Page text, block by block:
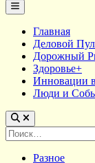
Main
Menu
Главная
Деловой
Дорожный
Здоровье+
Инновации
Люди и
Найти:
PostedРазное